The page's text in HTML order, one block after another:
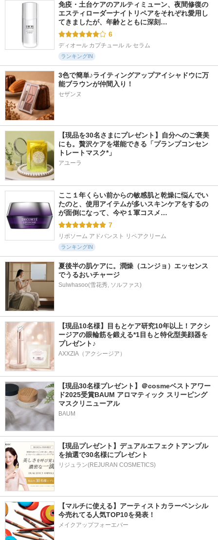
免疫・土台ケアのアルティミューン、夜間修復の
エスティローダーナイトリペアをそれぞれ愛用し
てきましたが、年齢とともに深刻…
6
ディオール カプチュール ル セラム
ランキングIN
3色で簡単♪ライティングアップアイシャドウに万
能ブラウンが仲間入り！
セザンヌ
【現品を30名さまにプレゼント】自分へのご褒美
にも。贅沢ケアを堪能できる「プランプコンセン
トレートマスク*」
アユーラ
ここ１年くらい前からの敏感肌と乾燥に悩んでい
たのと、使用アイテムが多いスキンケアをするの
が面倒になって、今や１軍コスメ…
7
リポソーム アドバンスト リペアクリーム
ランキングIN
夏後半の肌ケアに。潤燥（ユンジョ）エッセンス
でうるおいチャージ
Sulwhasoo(雪花秀, ソルファス)
【現品10名様】目もとケア研究10年以上！アクシ
ージアの眼輪筋を鍛える*1目もと特化型美顔器を
プレゼント♪
AXXZIA（アクシージア）
【現品30名様プレゼント】＠cosmeベストアワー
ド2025受賞BAUM アロマティック スリーピング
マスクリニューアル
BAUM
【現品プレゼント】デュアルエフェクトアンプル
を抽選で30名様にプレゼント
リジュラン(REJURAN COSMETICS)
【マルチに使える】アーティストカラーペンシル
今売れてる人気TOP10を発表！
メイクアップフォーエバー